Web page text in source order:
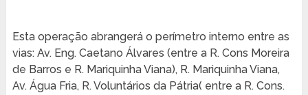
Esta operação abrangerá o perímetro interno entre as
vias: Av. Eng. Caetano Álvares (entre a R. Cons Moreira
de Barros e R. Mariquinha Viana), R. Mariquinha Viana,
Av. Água Fria, R. Voluntários da Pátria( entre a R. Cons.